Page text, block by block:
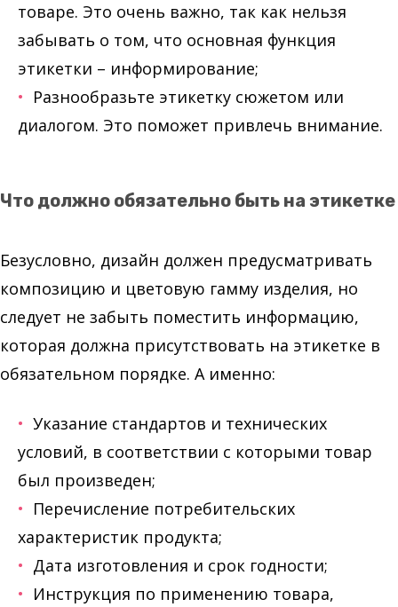
товаре. Это очень важно, так как нельзя
забывать о том, что основная функция
этикетки – информирование;
Разнообразьте этикетку сюжетом или
диалогом. Это поможет привлечь внимание.
Что должно обязательно быть на этикетке
Безусловно, дизайн должен предусматривать
композицию и цветовую гамму изделия, но
следует не забыть поместить информацию,
которая должна присутствовать на этикетке в
обязательном порядке. А именно:
Указание стандартов и технических
условий, в соответствии с которыми товар
был произведен;
Перечисление потребительских
характеристик продукта;
Дата изготовления и срок годности;
Инструкция по применению товара,